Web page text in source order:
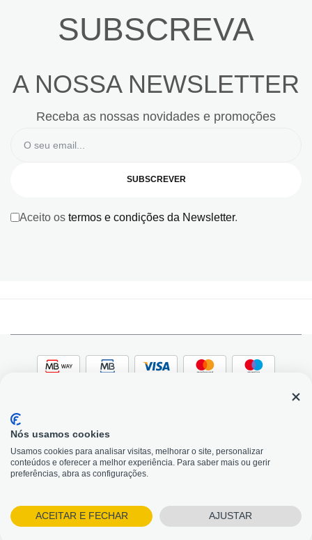
SUBSCREVA
A NOSSA NEWSLETTER
Receba as nossas novidades e promoções
SUBSCREVER
Aceito os termos e condições da Newsletter.
© 2026, Bildit. Todos os direitos reservados | Powered
by Toogas, with
Magento
Precisa de Ajuda?
Nós usamos cookies
Usamos cookies para analisar visitas, melhorar o site, personalizar
conteúdos e oferecer a melhor experiência. Para saber mais ou gerir
preferências, abra as configurações.
ACEITAR E FECHAR AJUSTAR